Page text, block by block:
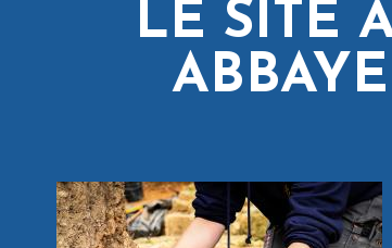
LE SITE